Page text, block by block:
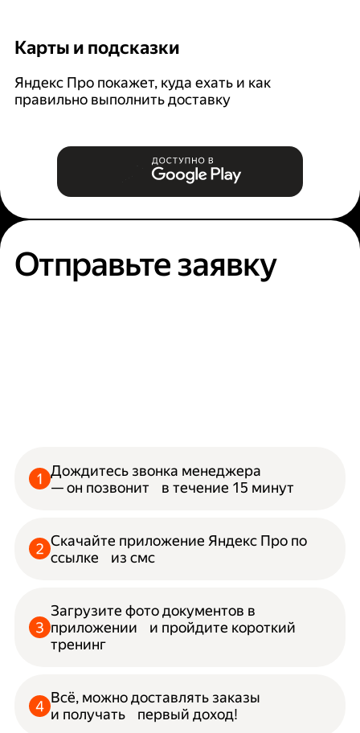
Карты и подсказки
Яндекс Про покажет, куда ехать и как
правильно выполнить доставку
Отправьте заявку
Дождитесь звонка менеджера
— он позвонит в течение 15 минут
Скачайте приложение Яндекс Про по
ссылке из смс
Загрузите фото документов в
приложении и пройдите короткий
тренинг
Всё, можно доставлять заказы
и получать первый доход!